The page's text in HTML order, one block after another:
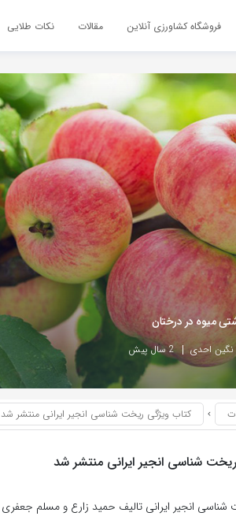
فروشگاه کشاورزی آنلاین مقالات نکات طلایی
میوه در درختان
احدی 2 سال پیش
کتاب ویژگی ریخت شناسی انجیر ایرانی منتشر شد
شناسی انجیر ایرانی منتشر شد
انجیر ایرانی تالیف حمید زارع و مسلم